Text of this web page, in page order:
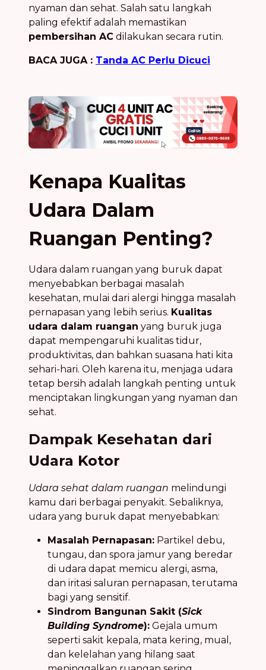
nyaman dan sehat. Salah satu langkah
paling efektif adalah memastikan
pembersihan AC dilakukan secara rutin.
BACA JUGA : Tanda AC Perlu Dicuci
Kenapa Kualitas
Udara Dalam
Ruangan Penting?
Udara dalam ruangan yang buruk dapat
menyebabkan berbagai masalah
kesehatan, mulai dari alergi hingga masalah
pernapasan yang lebih serius. Kualitas
udara dalam ruangan yang buruk juga
dapat mempengaruhi kualitas tidur,
produktivitas, dan bahkan suasana hati kita
sehari-hari. Oleh karena itu, menjaga udara
tetap bersih adalah langkah penting untuk
menciptakan lingkungan yang nyaman dan
sehat.
Dampak Kesehatan dari
Udara Kotor
Udara sehat dalam ruangan melindungi
kamu dari berbagai penyakit. Sebaliknya,
udara yang buruk dapat menyebabkan:
Masalah Pernapasan: Partikel debu,
tungau, dan spora jamur yang beredar
di udara dapat memicu alergi, asma,
dan iritasi saluran pernapasan, terutama
bagi yang sensitif.
Sindrom Bangunan Sakit (Sick
Building Syndrome): Gejala umum
seperti sakit kepala, mata kering, mual,
dan kelelahan yang hilang saat